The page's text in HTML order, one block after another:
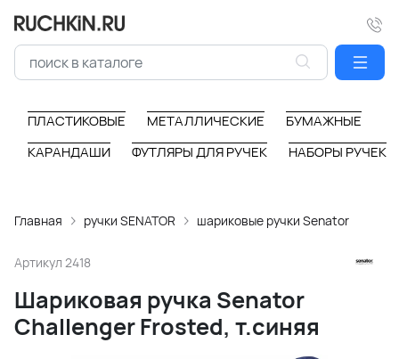
ПЛАСТИКОВЫЕ МЕТАЛЛИЧЕСКИЕ
БУМАЖНЫЕ
КАРАНДАШИ
ФУТЛЯРЫ ДЛЯ РУЧЕК НАБОРЫ РУЧЕК
Главная ручки SENATOR шариковые ручки Senator
Артикул 2418
Шариковая ручка Senator
Challenger Frosted, т.синяя